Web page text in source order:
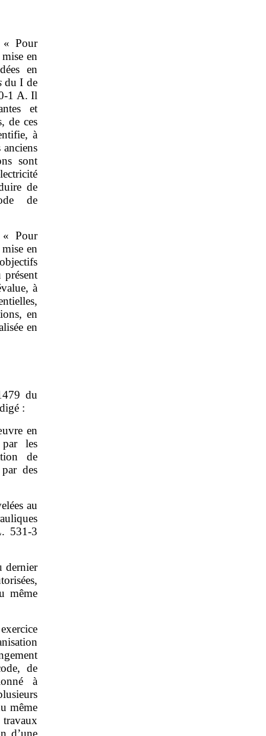
« Pour
en
en
du I de
A. Il
et
de ces
à
sont
de
de
« Pour
en
à
en
en
du
:
en
les
de
des
au
531‑3
dernier
même
de
à
même
d’une